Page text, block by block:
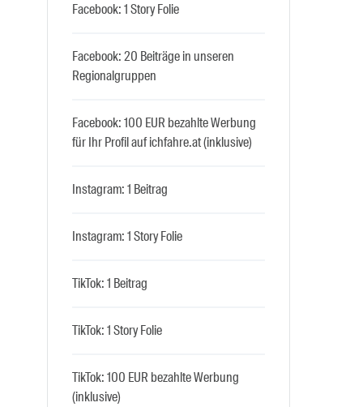
Facebook: 1 Story Folie
Facebook: 20 Beiträge in unseren
Regionalgruppen
Facebook: 100 EUR bezahlte Werbung
für Ihr Profil auf ichfahre.at (inklusive)
Instagram: 1 Beitrag
Instagram: 1 Story Folie
TikTok: 1 Beitrag
TikTok: 1 Story Folie
TikTok: 100 EUR bezahlte Werbung
(inklusive)